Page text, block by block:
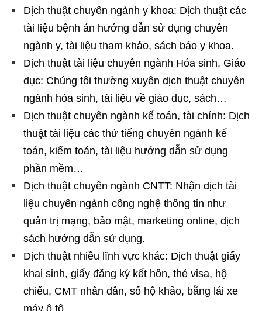
Dịch thuật chuyên ngành y khoa: Dịch thuật các
tài liệu bệnh án hướng dẫn sử dụng chuyên
ngành y, tài liệu tham khảo, sách báo y khoa.
Dịch thuật tài liệu chuyên ngành Hóa sinh, Giáo
dục: Chúng tôi thường xuyên dịch thuật chuyên
ngành hóa sinh, tài liệu về giáo dục, sách…
Dịch thuật chuyên ngành kế toán, tài chính: Dịch
thuật tài liệu các thứ tiếng chuyên ngành kế
toán, kiểm toán, tài liệu hướng dẫn sử dụng
phần mềm…
Dịch thuật chuyên ngành CNTT: Nhận dịch tài
liệu chuyên ngành công nghệ thông tin như
quản trị mạng, bảo mật, marketing online, dịch
sách hướng dẫn sử dụng.
Dịch thuật nhiều lĩnh vực khác: Dịch thuật giấy
khai sinh, giấy đăng ký kết hôn, thẻ visa, hộ
chiếu, CMT nhân dân, sổ hộ khảo, bằng lái xe